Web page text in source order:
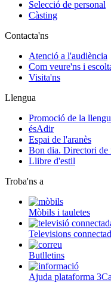
Selecció de personal
Càsting
Contacta'ns
Atenció a l'audiència
Com veure'ns i
Visita'ns
Llengua
Promoció de la
ésAdir
Espai de l'aranès
Bon dia. Directori de
Llibre d'estil
Troba'ns a
Mòbils i tauletes
Televisions
Butlletins
Ajuda plataforma